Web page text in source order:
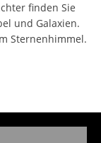
finden Sie
und Galaxien.
Sternenhimmel.